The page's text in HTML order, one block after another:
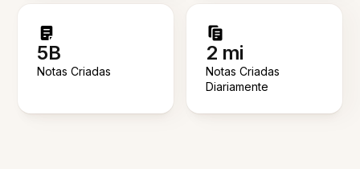
5B
Notas Criadas
2 mi
Notas Criadas
Diariamente